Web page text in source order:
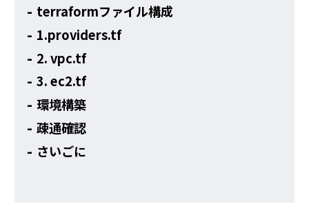
terraformファイル構成
1.providers.tf
2. vpc.tf
3. ec2.tf
環境構築
疎通確認
さいごに